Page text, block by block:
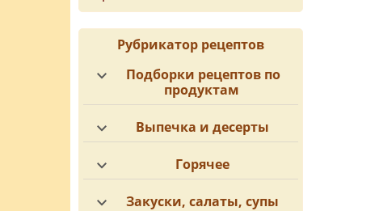
Рубрикатор рецептов
Подборки рецептов по
продуктам
Выпечка и десерты
Горячее
Закуски, салаты, супы